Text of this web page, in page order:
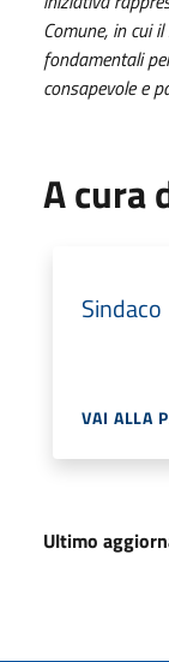
Comune, in cui
fondamentali
consapevole e
A cura
Sindaco
VAI ALLA
Ultimo